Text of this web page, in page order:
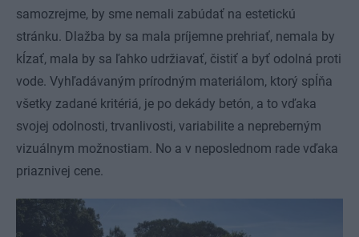
samozrejme, by sme nemali zabúdať na estetickú
stránku. Dlažba by sa mala príjemne prehriať, nemala by
kĺzať, mala by sa ľahko udržiavať, čistiť a byť odolná proti
vode. Vyhľadávaným prírodným materiálom, ktorý spĺňa
všetky zadané kritériá, je po dekády betón, a to vďaka
svojej odolnosti, trvanlivosti, variabilite a nepreberným
vizuálnym možnostiam. No a v neposlednom rade vďaka
priaznivej cene.